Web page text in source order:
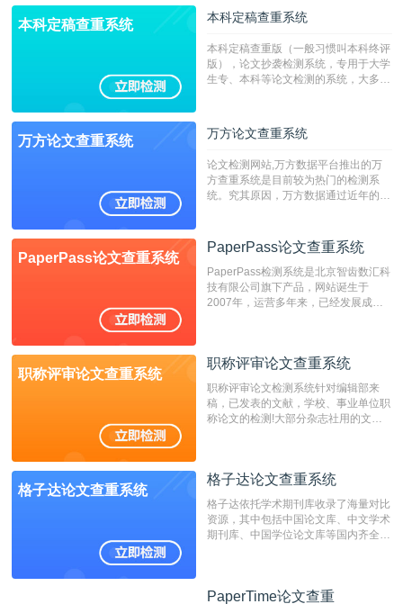
本科定稿查重系统 本科定稿查重系统
本科定稿查重版（一般习惯叫本科终评
版），论文抄袭检测系统，专用于大学
生专、本科等论文检测的系统，大多数
万方论文查重系统 万方论文查重系统
论文检测网站,万方数据平台推出的万
方查重系统是目前较为热门的检测系
统。究其原因，万方数据通过近年的发
检测系统，其真实性和权威性无可厚
非。其次，相对于知网而言，万方检测
费用少，上手容易，是学生初次论文查
重的推荐系统。
PaperPass论文查重系统
PaperPass论文查重系统
PaperPass检测系统是北京智齿数汇科
技有限公司旗下产品，网站诞生于
2007年，运营多年来，已经发展成为
检测速度快、精度高，市场反映良好。
职称评审论文查重系统
职称评审论文查重系统
职称评审论文检测系统针对编辑部来
稿，已发表的文献，学校、事业单位职
称论文的检测!大部分杂志社用的文献
编辑部检测来稿和已发表的文献,检测
测时注意填写第一作者,才能排除已发
表文献复制比。（限制字符数1万）
格子达论文查重系统
格子达论文查重系统
格子达依托学术期刊库收录了海量对比
资源，其中包括中国论文库、中文学术
期刊库、中国学位论文库等国内齐全的
系统，可检测中文、英文两种语言的论
PaperTime论文查重